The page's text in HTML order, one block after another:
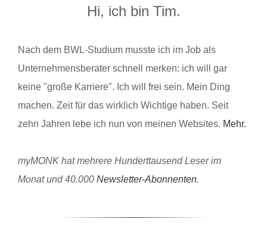
Hi, ich bin Tim.
Nach dem BWL-Studium musste ich im Job als
Unternehmensberater schnell merken: ich will gar
keine "große Karriere". Ich will frei sein. Mein Ding
machen. Zeit für das wirklich Wichtige haben. Seit
zehn Jahren lebe ich nun von meinen Websites. Mehr.
myMONK hat mehrere Hunderttausend Leser im
Monat und 40.000 Newsletter-Abonnenten.